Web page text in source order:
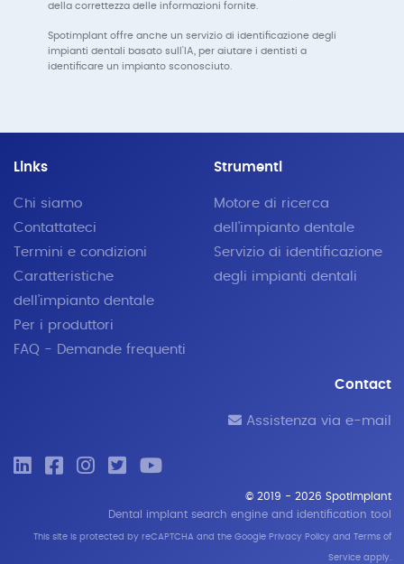
della correttezza delle informazioni fornite.
Spotimplant offre anche un servizio di identificazione degli
impianti dentali basato sull'IA, per aiutare i dentisti a
identificare un impianto sconosciuto.
Links
Chi siamo
Contattateci
Termini e condizioni
Caratteristiche
dell'impianto dentale
Per i produttori
FAQ - Demande frequenti
Strumenti
Motore di ricerca
dell'impianto dentale
Servizio di identificazione
degli impianti dentali
Contact
Assistenza via e-mail
© 2019 - 2026 SpotImplant
Dental implant search engine and identification tool
This site is protected by reCAPTCHA and the Google Privacy Policy and Terms of
Serviceapply.